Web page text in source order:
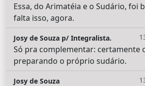
Essa, do Arimatéia e o Sudário, foi
falta isso, agora.
Josy de Souza p/ Integralista.
Só pra complementar: certamente
preparando o próprio sudário.
Josy de Souza